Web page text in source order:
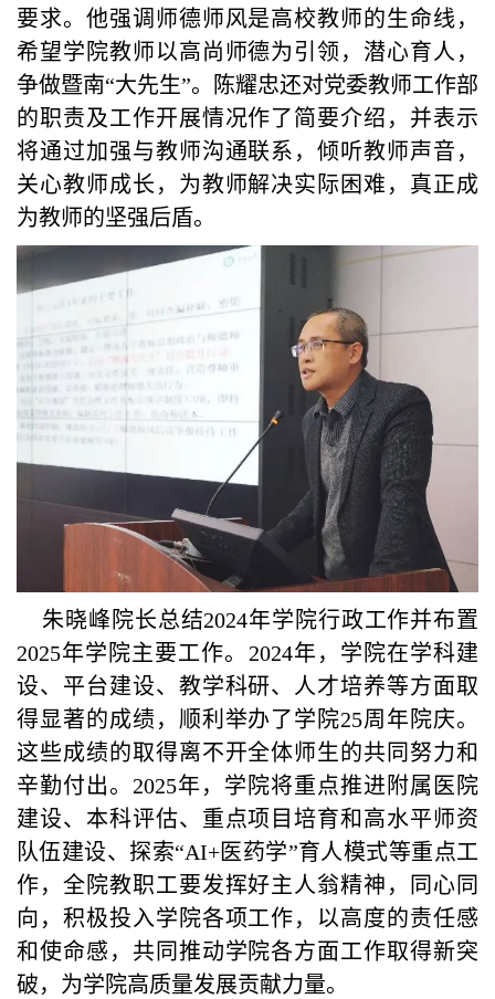
要求。他强调师德师风是高校教师的生命线，
希望学院教师以高尚师德为引领，潜心育人，
争做暨南“大先生”。陈耀忠还对党委教师工作部
的职责及工作开展情况作了简要介绍，并表示
将通过加强与教师沟通联系，倾听教师声音，
关心教师成长，为教师解决实际困难，真正成
为教师的坚强后盾。
朱晓峰院长总结2024年学院行政工作并布置
2025年学院主要工作。2024年，学院在学科建
设、平台建设、教学科研、人才培养等方面取
得显著的成绩，顺利举办了学院25周年院庆。
这些成绩的取得离不开全体师生的共同努力和
辛勤付出。2025年，学院将重点推进附属医院
建设、本科评估、重点项目培育和高水平师资
队伍建设、探索“AI+医药学”育人模式等重点工
作，全院教职工要发挥好主人翁精神，同心同
向，积极投入学院各项工作，以高度的责任感
和使命感，共同推动学院各方面工作取得新突
破，为学院高质量发展贡献力量。